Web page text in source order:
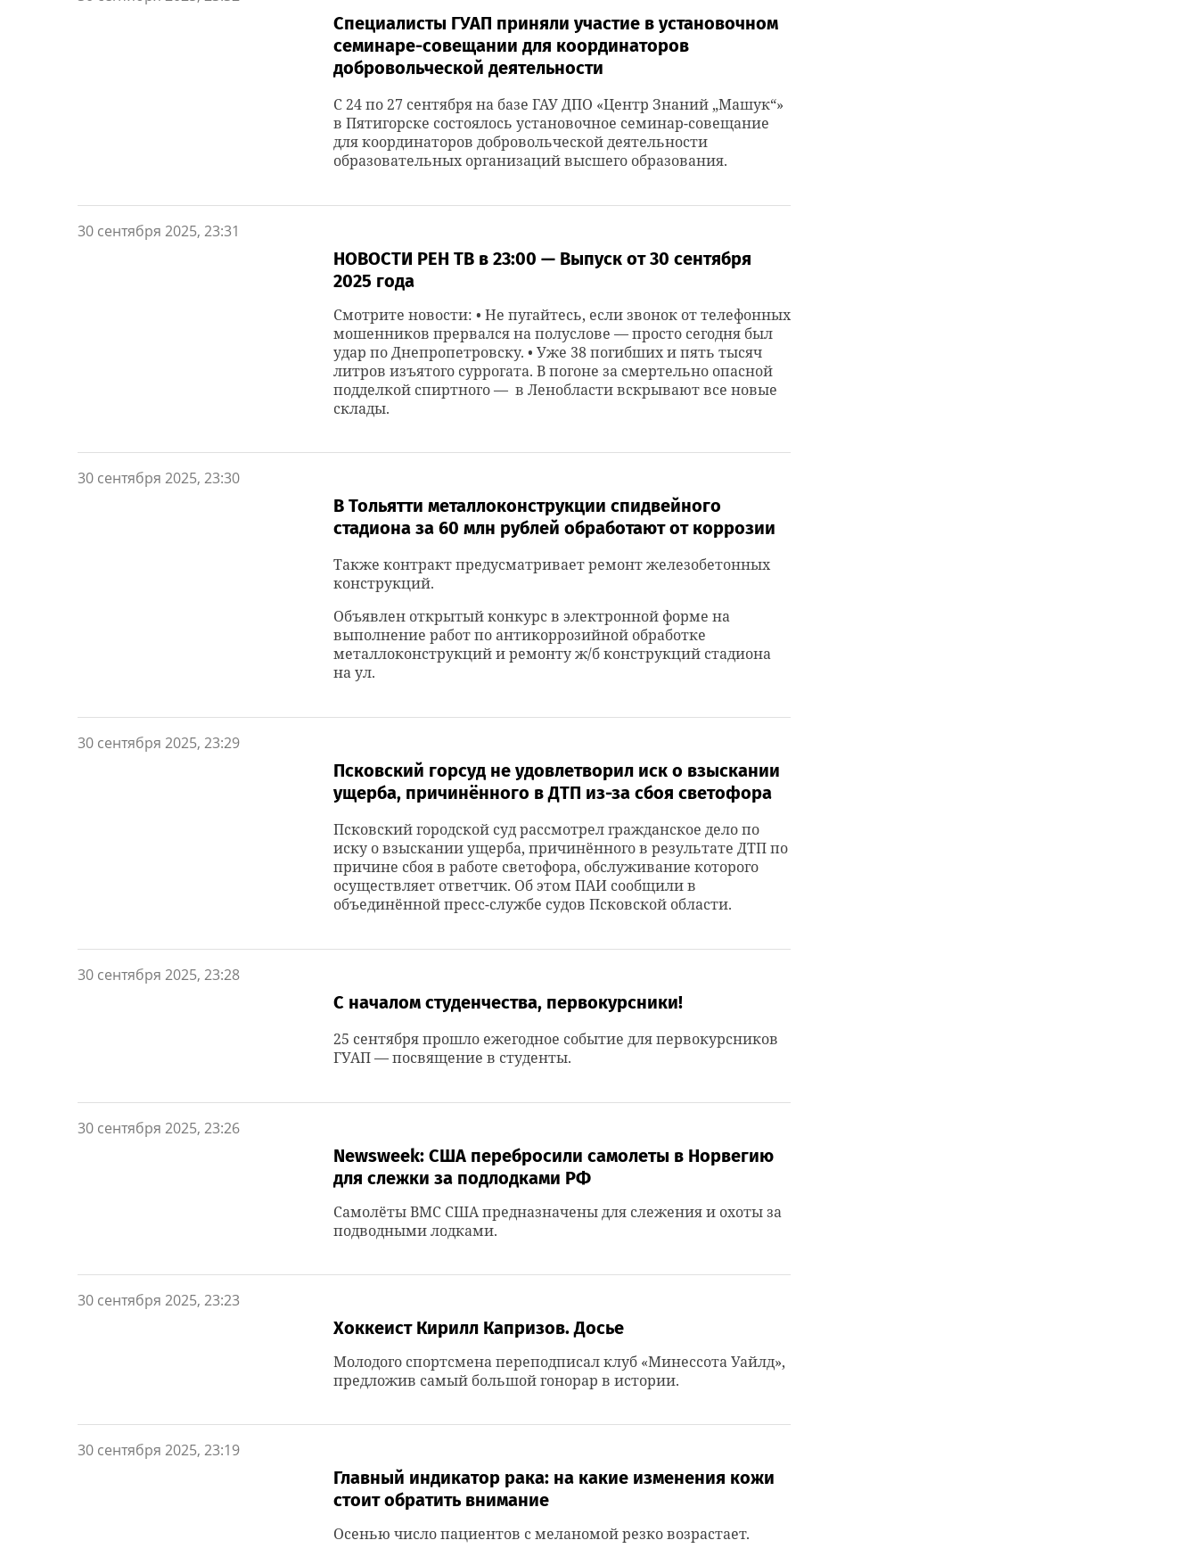
Специалисты ГУАП приняли участие в установочном
семинаре-совещании для координаторов
добровольческой деятельности
С 24 по 27 сентября на базе ГАУ ДПО «Центр Знаний „Машук“»
в Пятигорске состоялось установочное семинар-совещание
для координаторов добровольческой деятельности
образовательных организаций высшего образования.
30 сентября 2025, 23:31
НОВОСТИ РЕН ТВ в 23:00 — Выпуск от 30 сентября
2025 года
Смотрите новости: • Не пугайтесь, если звонок от телефонных
мошенников прервался на полуслове — просто сегодня был
удар по Днепропетровску. • Уже 38 погибших и пять тысяч
литров изъятого суррогата. В погоне за смертельно опасной
подделкой спиртного — в Ленобласти вскрывают все новые
склады.
30 сентября 2025, 23:30
В Тольятти металлоконструкции спидвейного
стадиона за 60 млн рублей обработают от коррозии
Также контракт предусматривает ремонт железобетонных
конструкций.
Объявлен открытый конкурс в электронной форме на
выполнение работ по антикоррозийной обработке
металлоконструкций и ремонту ж/б конструкций стадиона
на ул.
30 сентября 2025, 23:29
Псковский горсуд не удовлетворил иск о взыскании
ущерба, причинённого в ДТП из-за сбоя светофора
Псковский городской суд рассмотрел гражданское дело по
иску о взыскании ущерба, причинённого в результате ДТП по
причине сбоя в работе светофора, обслуживание которого
осуществляет ответчик. Об этом ПАИ сообщили в
объединённой пресс-службе судов Псковской области.
30 сентября 2025, 23:28
С началом студенчества, первокурсники!
25 сентября прошло ежегодное событие для первокурсников
ГУАП — посвящение в студенты.
30 сентября 2025, 23:26
Newsweek: США перебросили самолеты в Норвегию
для слежки за подлодками РФ
Самолёты ВМС США предназначены для слежения и охоты за
подводными лодками.
30 сентября 2025, 23:23
Хоккеист Кирилл Капризов. Досье
Молодого спортсмена переподписал клуб «Минессота Уайлд»,
предложив самый большой гонорар в истории.
30 сентября 2025, 23:19
Главный индикатор рака: на какие изменения кожи
стоит обратить внимание
Осенью число пациентов с меланомой резко возрастает.